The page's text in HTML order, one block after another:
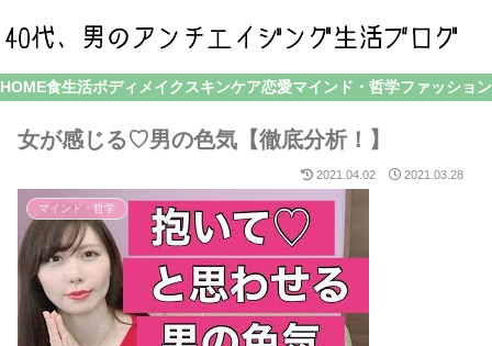
HOME食生活ボディメイク スキンケア恋愛マインド・哲学ファッション
女が感じる♡男の色気【徹底分析！】
2021.04.02 2021.03.28
マインド・哲学